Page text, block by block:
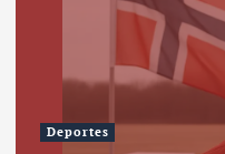
Deportes